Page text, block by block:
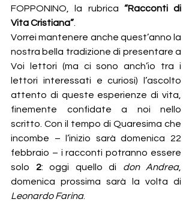
FOPPONINO, la rubrica “Racconti di
Vita Cristiana”.
Vorrei mantenere anche quest’anno la
nostra bella tradizione di presentare a
Voi lettori (ma ci sono anch’io tra i
lettori interessati e curiosi) l’ascolto
attento di queste esperienze di vita,
finemente confidate a noi nello
scritto. Con il tempo di Quaresima che
incombe – l’inizio sarà domenica 22
febbraio – i racconti potranno essere
solo 2: oggi quello di don Andrea,
Leonardo Farina.